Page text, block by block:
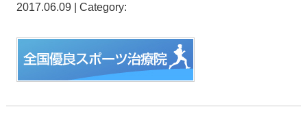
2017.06.09 | Category: